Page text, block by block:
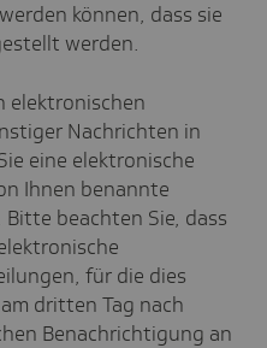
können, dass sie
werden.
elektronischen
Nachrichten in
eine elektronische
Ihnen benannte
beachten Sie, dass
für die dies
dritten Tag nach
Benachrichtigung an